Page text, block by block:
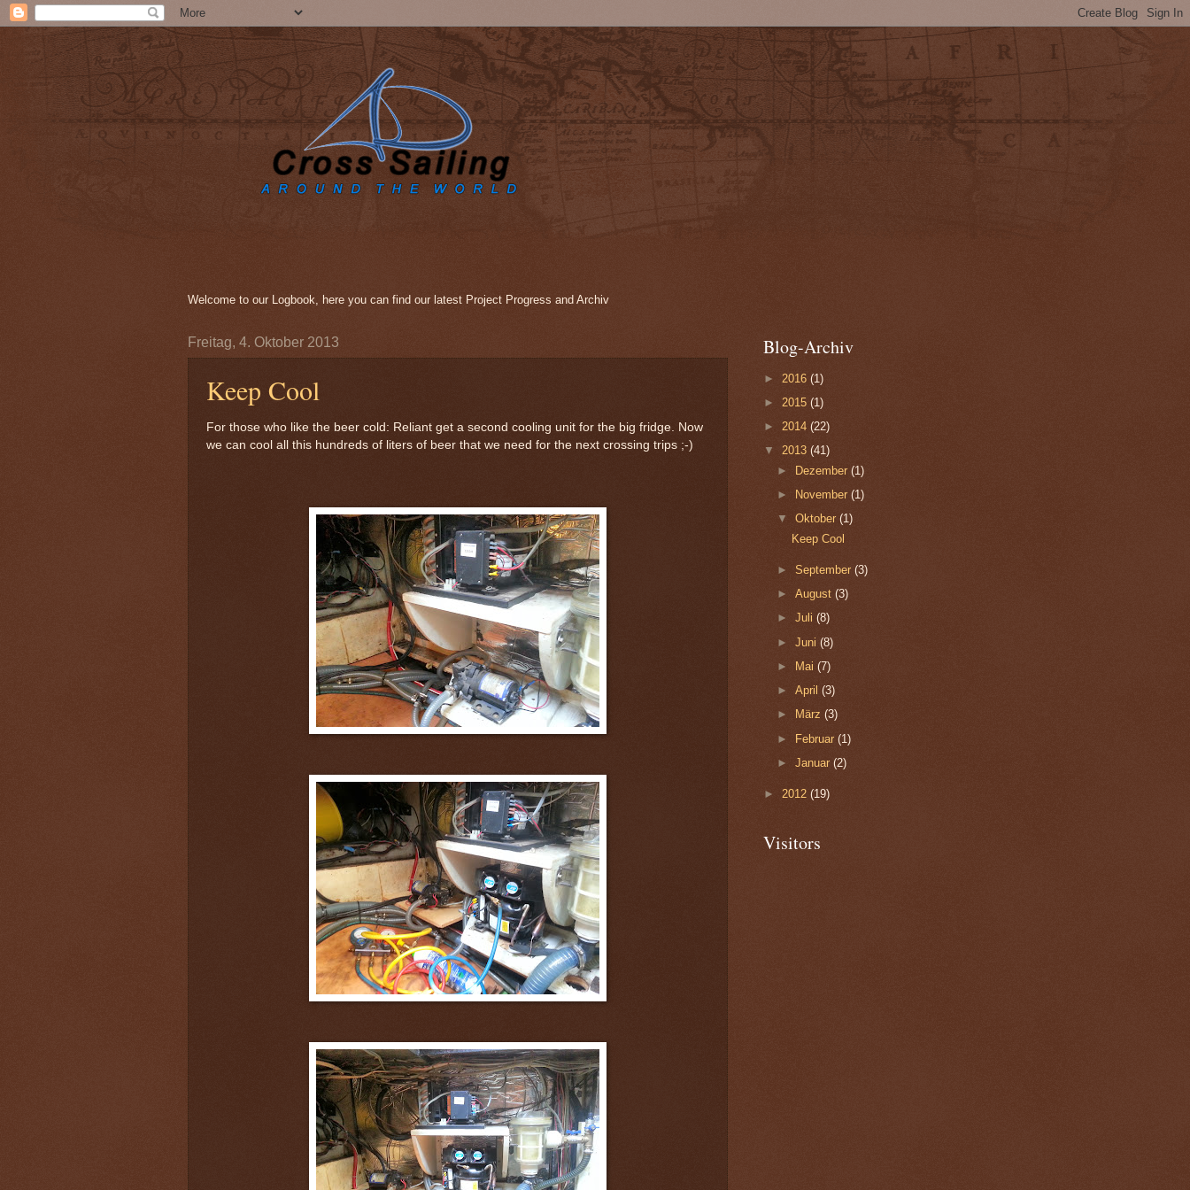
Welcome to our Logbook, here you can find our latest Project Progress and Archiv
Freitag, 4. Oktober 2013
Keep Cool
For those who like the beer cold: Reliant get a second cooling unit for the big fridge. Now
we can cool all this hundreds of liters of beer that we need for the next crossing trips ;-)
Blog-Archiv
► 2016 (1)
► 2015 (1)
► 2014 (22)
▼ 2013 (41)
►
Dezember(1)
►
November(1)
▼Oktober(1)
Keep Cool
►September(3)
►August(3)
►Juli(8)
►Juni(8)
►
Mai(7)
►April(3)
►
März(3)
► Februar(1)
►Januar(2)
► 2012 (19)
Visitors